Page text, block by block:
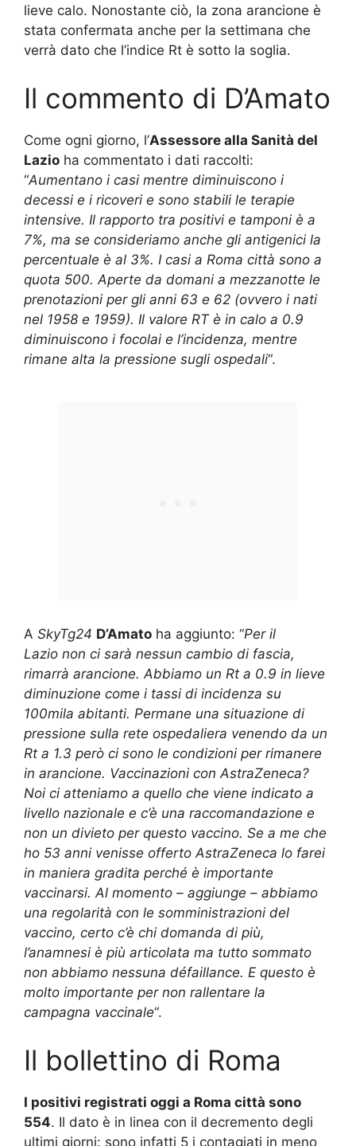
lieve calo. Nonostante ciò, la zona arancione è
stata confermata anche per la settimana che
verrà dato che l’indice Rt è sotto la soglia.
Il commento di D’Amato
Come ogni giorno, l’Assessore alla Sanità del
Lazio ha commentato i dati raccolti:
“Aumentano i casi mentre diminuiscono i
decessi e i ricoveri e sono stabili le terapie
intensive. Il rapporto tra positivi e tamponi è a
7%, ma se consideriamo anche gli antigenici la
percentuale è al 3%. I casi a Roma città sono a
quota 500. Aperte da domani a mezzanotte le
prenotazioni per gli anni 63 e 62 (ovvero i nati
nel 1958 e 1959). Il valore RT è in calo a 0.9
diminuiscono i focolai e l’incidenza, mentre
rimane alta la pressione sugli ospedali“.
A SkyTg24 D’Amato ha aggiunto: “Per il
Lazio non ci sarà nessun cambio di fascia,
rimarrà arancione. Abbiamo un Rt a 0.9 in lieve
diminuzione come i tassi di incidenza su
100mila abitanti. Permane una situazione di
pressione sulla rete ospedaliera venendo da un
Rt a 1.3 però ci sono le condizioni per rimanere
in arancione. Vaccinazioni con AstraZeneca?
Noi ci atteniamo a quello che viene indicato a
livello nazionale e c’è una raccomandazione e
non un divieto per questo vaccino. Se a me che
ho 53 anni venisse offerto AstraZeneca lo farei
in maniera gradita perché è importante
vaccinarsi.Al momento – aggiunge – abbiamo
una regolarità con le somministrazioni del
vaccino, certo c’è chi domanda di più,
l’anamnesi è più articolata ma tutto sommato
non abbiamo nessuna défaillance. E questo è
molto importante per non rallentare la
campagna vaccinale“.
Il bollettino di Roma
I positivi registrati oggi a Roma città sono
554. Il dato è in linea con il decremento degli
ultimi giorni: sono infatti 5 i contagiati in meno